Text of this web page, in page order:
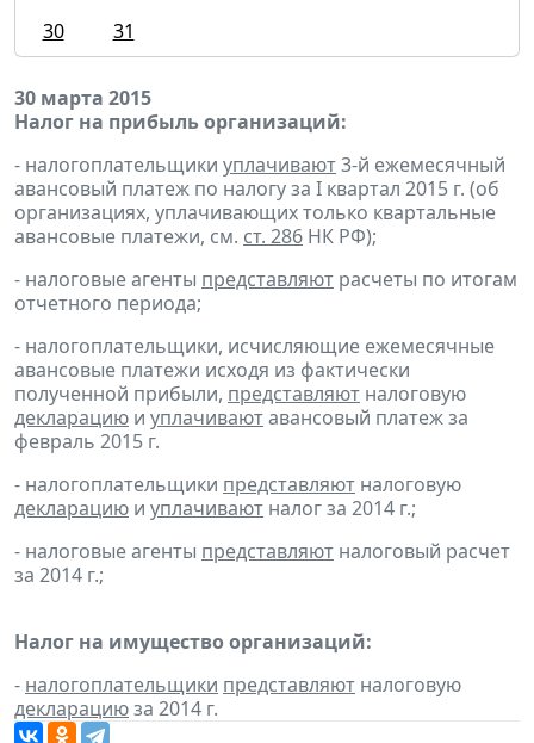
30
31
30 марта 2015
Налог на прибыль организаций:
- налогоплательщики уплачивают3-й ежемесячный
авансовый платеж по налогу за I квартал 2015 г. (об
организациях, уплачивающих только квартальные
авансовые платежи, см. ст. 286 НК РФ);
- налоговые агенты представляют расчеты по итогам
отчетного периода;
- налогоплательщики, исчисляющие ежемесячные
авансовые платежи исходя из фактически
полученной прибыли, представляют налоговую
декларацию и уплачиваютавансовый платеж за
февраль 2015 г.
- налогоплательщики представляют налоговую
декларацию и уплачивают налог за 2014 г.;
- налоговые агенты представляют налоговый расчет
за 2014 г.;
Налог на имущество организаций:
- налогоплательщики представляют налоговую
декларациюза 2014 г.